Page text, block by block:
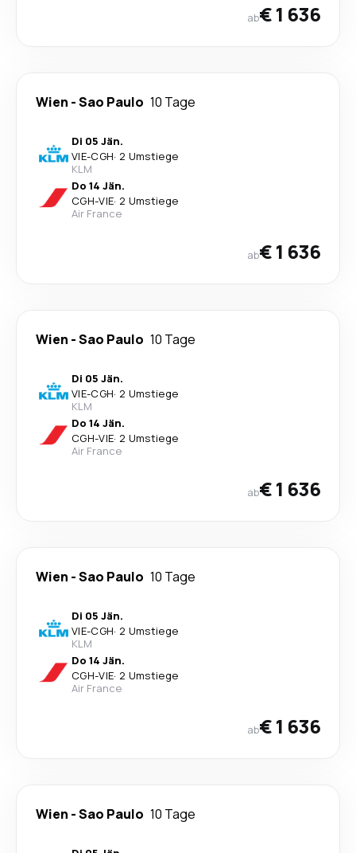
ab€ 1 636
Wien -Sao Paulo 10 Tage
Di 05 Jän.
VIE-CGH· 2 Umstiege
KLM
Do 14 Jän.
CGH-VIE· 2 Umstiege
Air France
ab€ 1 636
Wien -Sao Paulo 10 Tage
Di 05 Jän.
VIE-CGH· 2 Umstiege
KLM
Do 14 Jän.
CGH-VIE· 2 Umstiege
Air France
ab€ 1 636
Wien -Sao Paulo 10 Tage
Di 05 Jän.
VIE-CGH· 2 Umstiege
KLM
Do 14 Jän.
CGH-VIE· 2 Umstiege
Air France
ab€ 1 636
Wien -Sao Paulo 10 Tage